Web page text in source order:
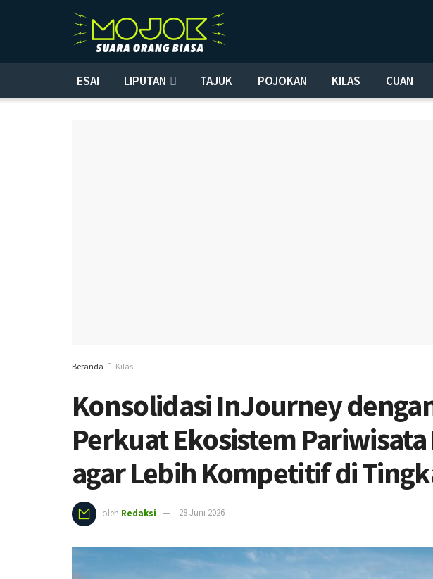
ESAI LIPUTAN TAJUK POJOKAN KILAS CUAN
Beranda Kilas
Konsolidasi InJourney
Perkuat Ekosistem
agar Lebih Kompetitif di
oleh Redaksi 28 Juni 2026